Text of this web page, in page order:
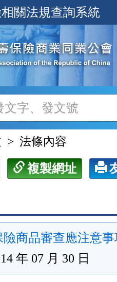
關法規查詢系統
法條內容
複製網址
險商品審查應注意
年 07 月 30 日